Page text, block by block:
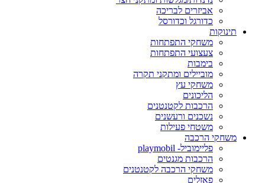
אביזרים לבריכה
כדורגל וכדורסל
תינוקות
משחקי התפתחות
צעצועי התפתחות
בימבות
מוביילים ומתקני תקרה
משחקי עץ
הליכונים
הרכבות לקטנטנים
נשכנים ורעשנים
משטחי פעילות
משחקי הרכבה
פליימוביל- playmobil
הרכבות מגנטים
משחקי הרכבה לקטנטנים
פאזלים